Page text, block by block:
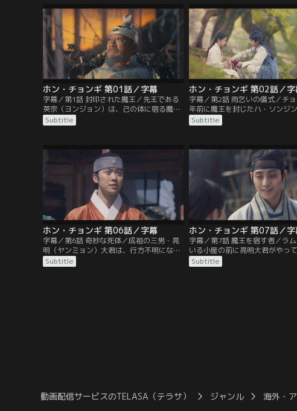
ホン・チョンギ 第01話／字幕
字幕／第1話 封印された魔王／先王である
英宗（ヨンジョン）は、己の体に宿る魔王
を自らの御容に封印する儀式を行ってい
た。封印には成功するが、画工ホン・ウノ
の夜、ウノの娘が生まれ、ホン・チョンギ
と名付けられる。
Subtitle
ホン・チョンギ 第02話／字
字幕／第2話 雨乞いの儀式／チ
年前に魔王を封じたハ・ソンジ
ハ・ラムと親しくなる。ラムは、
たチョンギの足に手ぬぐいを結び
しかし、儀式でのラムの役目と
Subtitle
ホン・チョンギ 第06話／字幕
字幕／第6話 奇妙な死体／成祖の三男・亮
明（ヤンミョン）大君は、行方不明になっ
たラムを捜しに仁王山へ向かう。仁王山で
は、国巫（クンム）であったミスと朱香大
Subtitle
ホン・チョンギ 第07話／字
字幕／第7話 魔王を宿す者／ラ
いる小屋の前に亮明大君がやっ
ョンギと出会う。その様子をミス
君が遠目に観察する。朱香大君は
Subtitle
動画配信サービスのTELASA（テラサ） ジャンル 海外・